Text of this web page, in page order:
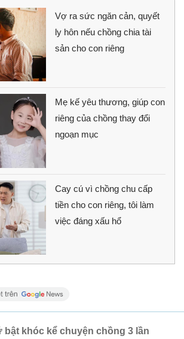
Vợ ra sức ngăn cản, quyết
ly hôn nếu chồng chia tài
sản cho con riêng
Mẹ kế yêu thương, giúp con
riêng của chồng thay đổi
ngoạn mục
Cay cú vì chồng chu cấp
tiền cho con riêng, tôi làm
việc đáng xấu hổ
bật khóc kể chuyện chồng 3 lần